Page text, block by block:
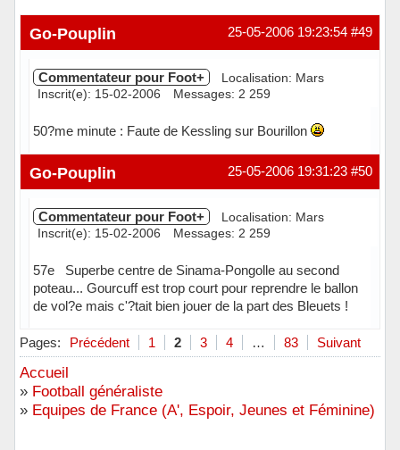
#49
25-05-2006 19:23:54
Go-Pouplin
Commentateur pour Foot+
Localisation: Mars
Inscrit(e): 15-02-2006
Messages: 2 259
50?me minute : Faute de Kessling sur Bourillon
Hors ligne #50
25-05-2006 19:31:23
Go-Pouplin
Commentateur pour Foot+
Localisation: Mars
Inscrit(e): 15-02-2006
Messages: 2 259
57e Superbe centre de Sinama-Pongolle au second
poteau... Gourcuff est trop court pour reprendre le ballon
de vol?e mais c'?tait bien jouer de la part des Bleuets !
Hors ligne
Pages: Précédent 1 2 3 4 … 83 Suivant
Accueil
» Football généraliste
» Equipes de France (A', Espoir, Jeunes et Féminine)